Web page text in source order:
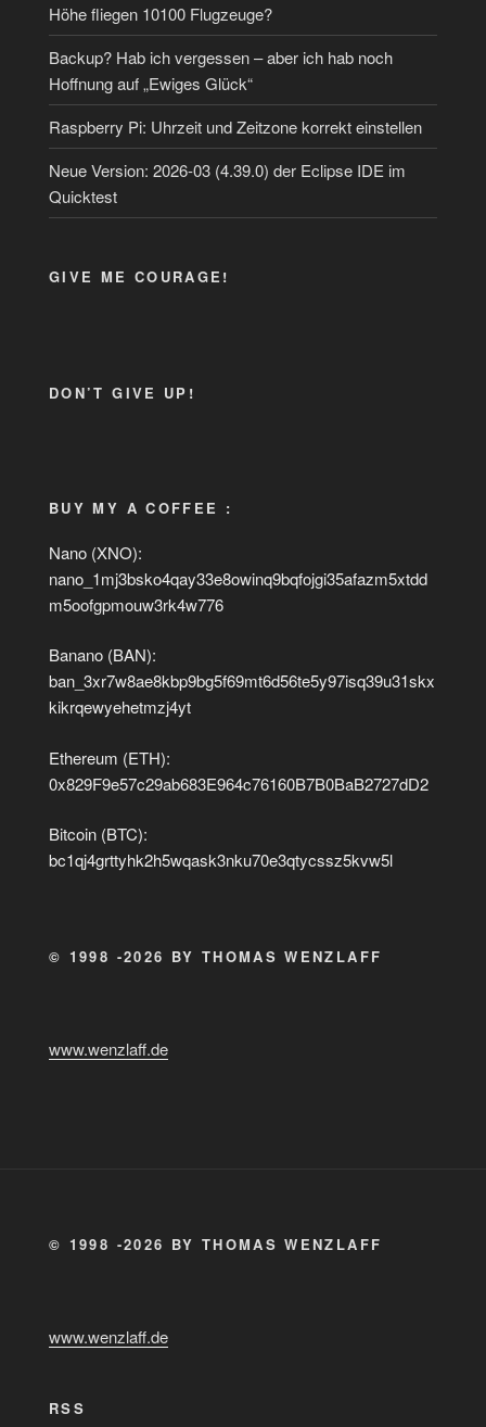
Höhe fliegen 10100 Flugzeuge?
Backup? Hab ich vergessen – aber ich hab noch
Hoffnung auf „Ewiges Glück“
Raspberry Pi: Uhrzeit und Zeitzone korrekt einstellen
Neue Version: 2026-03 (4.39.0) der Eclipse IDE im
Quicktest
GIVE ME COURAGE!
DON’T GIVE UP!
BUY MY A COFFEE :
Nano (XNO):
nano_1mj3bsko4qay33e8owinq9bqfojgi35afazm5xtdd
m5oofgpmouw3rk4w776
Banano (BAN):
ban_3xr7w8ae8kbp9bg5f69mt6d56te5y97isq39u31skx
kikrqewyehetmzj4yt
Ethereum (ETH):
0x829F9e57c29ab683E964c76160B7B0BaB2727dD2
Bitcoin (BTC):
bc1qj4grttyhk2h5wqask3nku70e3qtycssz5kvw5l
© 1998 -2026 BY THOMAS WENZLAFF
www.wenzlaff.de
© 1998 -2026 BY THOMAS WENZLAFF
www.wenzlaff.de
RSS